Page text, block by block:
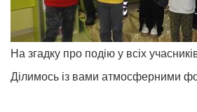
На згадку про подію у всіх
Ділимось із вами атмосферними